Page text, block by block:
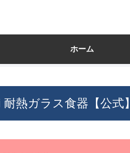
ホーム
耐熱ガラス食器【公式】